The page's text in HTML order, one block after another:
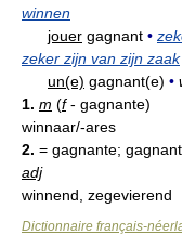
winnen
jouer gagnant •
zeker zijn van zijn zaak
un(e) gagnant(e) •
1. m (f- gagnante)
winnaar/-ares
2. = gagnante; gagnant
adj
winnend, zegevierend
Dictionnaire français-